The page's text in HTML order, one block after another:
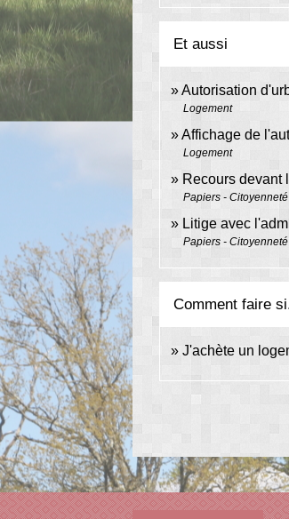
Et aussi
Autorisation
Logement
Affichage de
Logement
Recours devant
Papiers -
Litige avec
Papiers -
Comment faire
J'achète un